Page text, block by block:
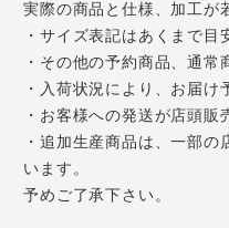
実際の商品と仕様、加工が
・サイズ表記はあくまで目
・その他の予約商品、通常
・入荷状況により、お届け
・お客様への発送が店頭販
・追加生産商品は、一部
います。
予めご了承下さい。